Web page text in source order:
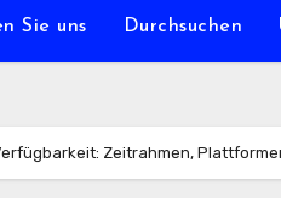
Sie uns Durchsuchen
Zeitrahmen,